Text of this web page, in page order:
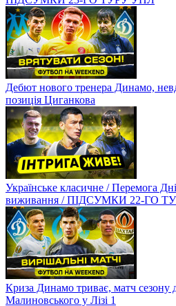
Дебют нового тренера Динамо,
позиція Циганкова
Українське класичне / Перемога
виживання / ПІДСУМКИ 22-ГО
Криза Динамо триває, матч сезону
Малиновського у Лізі 1